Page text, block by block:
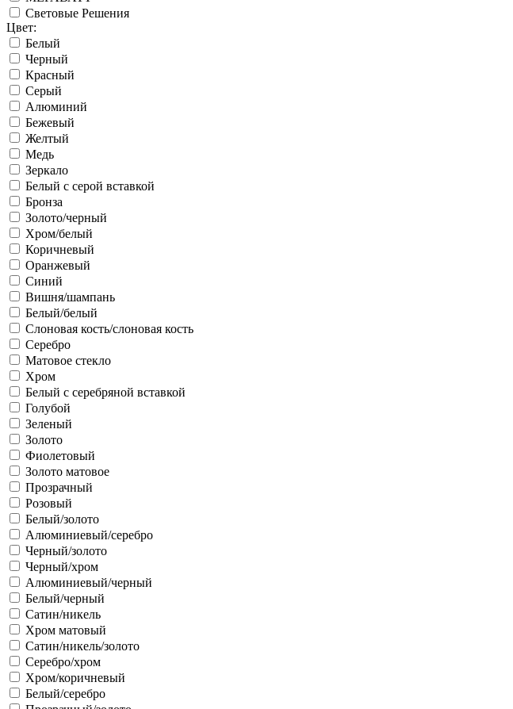
Световые Решения
Цвет:
Белый
Черный
Красный
Серый
Алюминий
Бежевый
Желтый
Медь
Зеркало
Белый с серой вставкой
Бронза
Золото/черный
Хром/белый
Коричневый
Оранжевый
Синий
Вишня/шампань
Белый/белый
Слоновая кость/слоновая кость
Серебро
Матовое стекло
Хром
Белый с серебряной вставкой
Голубой
Зеленый
Золото
Фиолетовый
Золото матовое
Прозрачный
Розовый
Белый/золото
Алюминиевый/серебро
Черный/золото
Черный/хром
Алюминиевый/черный
Белый/черный
Сатин/никель
Хром матовый
Сатин/никель/золото
Серебро/хром
Хром/коричневый
Белый/серебро